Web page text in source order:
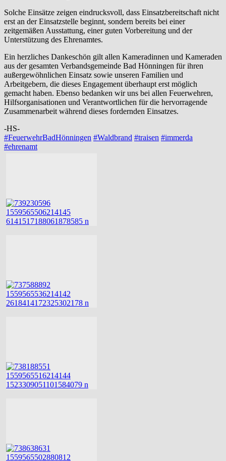
Solche Einsätze zeigen eindrucksvoll, dass Einsatzbereitschaft nicht
erst an der Einsatzstelle beginnt, sondern bereits bei einer
zeitgemäßen Ausstattung, einer guten Vorbereitung und der
Unterstützung des Ehrenamtes.
Ein herzliches Dankeschön gilt allen Kameradinnen und Kameraden
aus der gesamten Verbandsgemeinde Bad Hönningen für ihren
außergewöhnlichen Einsatz sowie unseren Familien und
Arbeitgebern, die dieses Engagement überhaupt erst möglich
gemacht haben. Ebenso bedanken wir uns bei allen Feuerwehren,
Hilfsorganisationen und Verantwortlichen für die hervorragende
Zusammenarbeit während dieses fordernden Einsatzes.
-HS-
#FeuerwehrBadHönningen #Waldbrand #traisen #immerda
#ehrenamt